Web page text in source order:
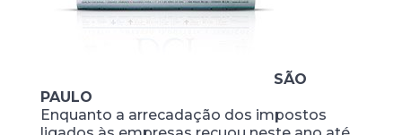
SÃO
PAULO
Enquanto a arrecadação dos impostos